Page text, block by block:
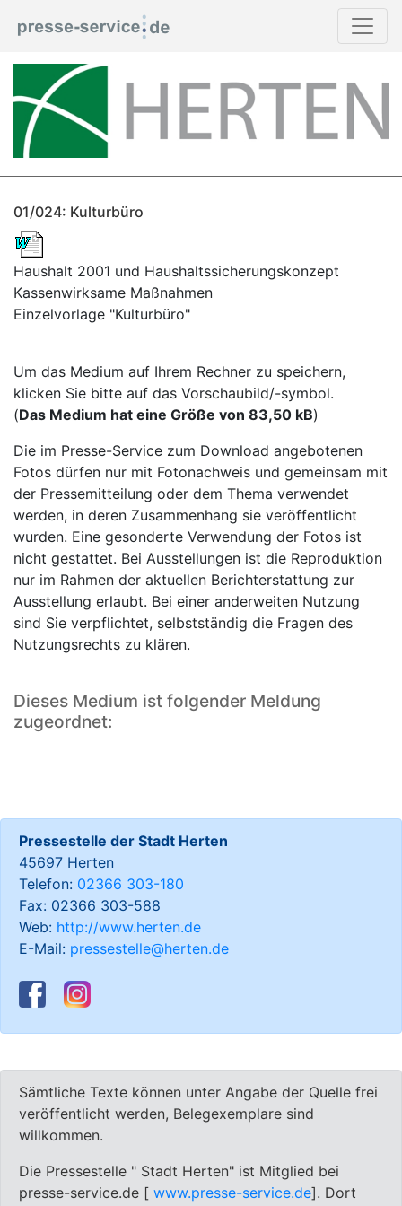
01/024: Kulturbüro
Haushalt 2001 und Haushaltssicherungskonzept
Kassenwirksame Maßnahmen
Einzelvorlage "Kulturbüro"
Um das Medium auf Ihrem Rechner zu speichern,
klicken Sie bitte auf das Vorschaubild/-symbol.
(Das Medium hat eine Größe von 83,50 kB)
Die im Presse-Service zum Download angebotenen
Fotos dürfen nur mit Fotonachweis und gemeinsam mit
der Pressemitteilung oder dem Thema verwendet
werden, in deren Zusammenhang sie veröffentlicht
wurden. Eine gesonderte Verwendung der Fotos ist
nicht gestattet. Bei Ausstellungen ist die Reproduktion
nur im Rahmen der aktuellen Berichterstattung zur
Ausstellung erlaubt. Bei einer anderweiten Nutzung
sind Sie verpflichtet, selbstständig die Fragen des
Nutzungsrechts zu klären.
Dieses Medium ist folgender Meldung
zugeordnet:
Pressestelle der Stadt Herten
45697 Herten
Telefon: 02366 303-180
Fax: 02366 303-588
Web: http://www.herten.de
E-Mail: pressestelle@herten.de
Sämtliche Texte können unter Angabe der Quelle frei
veröffentlicht werden, Belegexemplare sind
willkommen.
Die Pressestelle " Stadt Herten" ist Mitglied bei
presse-service.de [ www.presse-service.de]. Dort